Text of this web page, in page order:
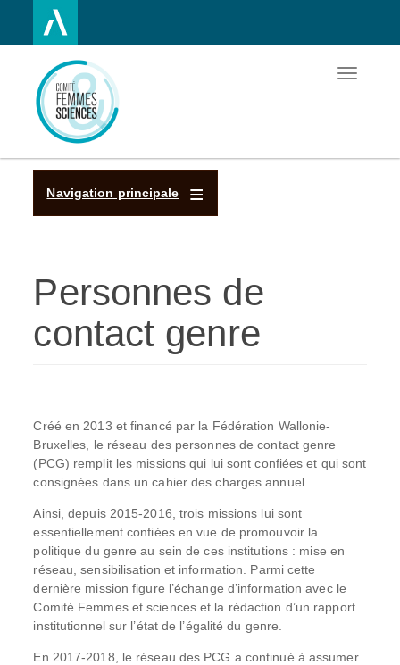
contenu
principal
Toggle
Navigation principale
Personnes de
contact genre
Créé en 2013 et financé par la Fédération Wallonie-
Bruxelles, le réseau des personnes de contact genre
(PCG) remplit les missions qui lui sont confiées et qui sont
consignées dans un cahier des charges annuel.
Ainsi, depuis 2015-2016, trois missions lui sont
essentiellement confiées en vue de promouvoir la
politique du genre au sein de ces institutions : mise en
réseau, sensibilisation et information. Parmi cette
dernière mission figure l’échange d’information avec le
Comité Femmes et sciences et la rédaction d’un rapport
institutionnel sur l’état de l’égalité du genre.
En 2017-2018, le réseau des PCG a continué à assumer